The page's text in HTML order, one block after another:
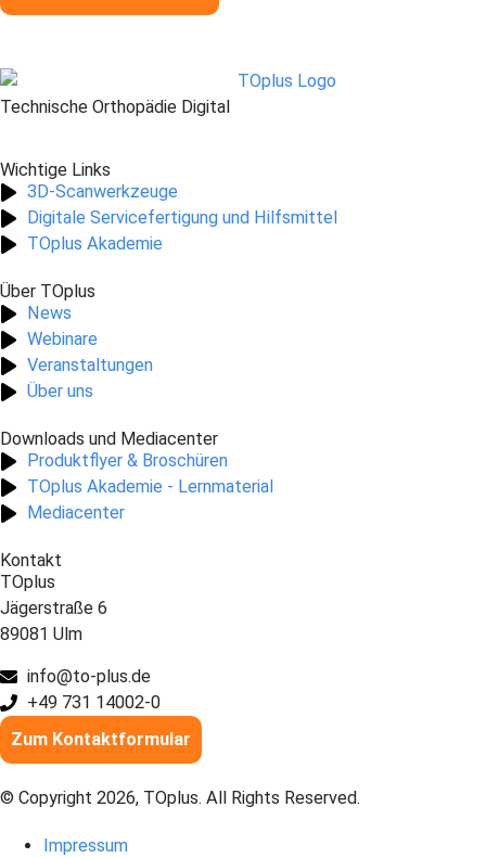
Technische Orthopädie Digital
Wichtige Links
3D-Scanwerkzeuge
Digitale Servicefertigung und Hilfsmittel
TOplus Akademie
Über TOplus
News
Webinare
Veranstaltungen
Über uns
Downloads und Mediacenter
Produktflyer & Broschüren
TOplus Akademie - Lernmaterial
Mediacenter
Kontakt
TOplus
Jägerstraße 6
89081 Ulm
info@to-plus.de
+49 731 14002-0
Zum Kontaktformular
© Copyright 2026, TOplus. All Rights Reserved.
Impressum